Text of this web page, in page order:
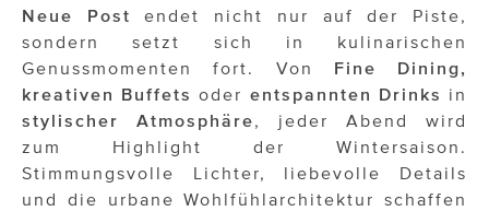
Neue Post endet nicht nur auf der Piste,
sondern setzt sich in kulinarischen
Genussmomenten fort. Von Fine Dining,
kreativen Buffets oder entspannten Drinks in
stylischer Atmosphäre
, jeder Abend wird
zum Highlight der Wintersaison.
Stimmungsvolle Lichter, liebevolle Details
und die urbane Wohlfühlarchitektur schaffen